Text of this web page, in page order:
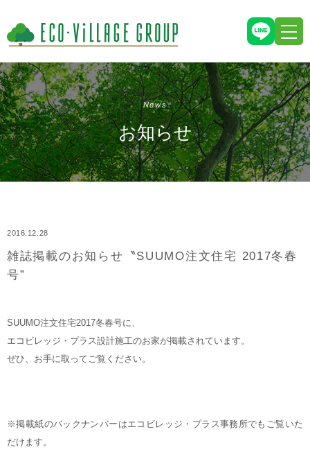
News
お知らせ
2016.12.28
雑誌掲載のお知らせ〝SUUMO注文住宅 2017冬春
号”
SUUMO注文住宅2017冬春号に、
エコビレッジ・プラス設計施工のお家が掲載されています。
ぜひ、お手に取ってご覧ください。
※掲載紙のバックナンバーはエコビレッジ・プラス事務所でもご覧いた
だけます。